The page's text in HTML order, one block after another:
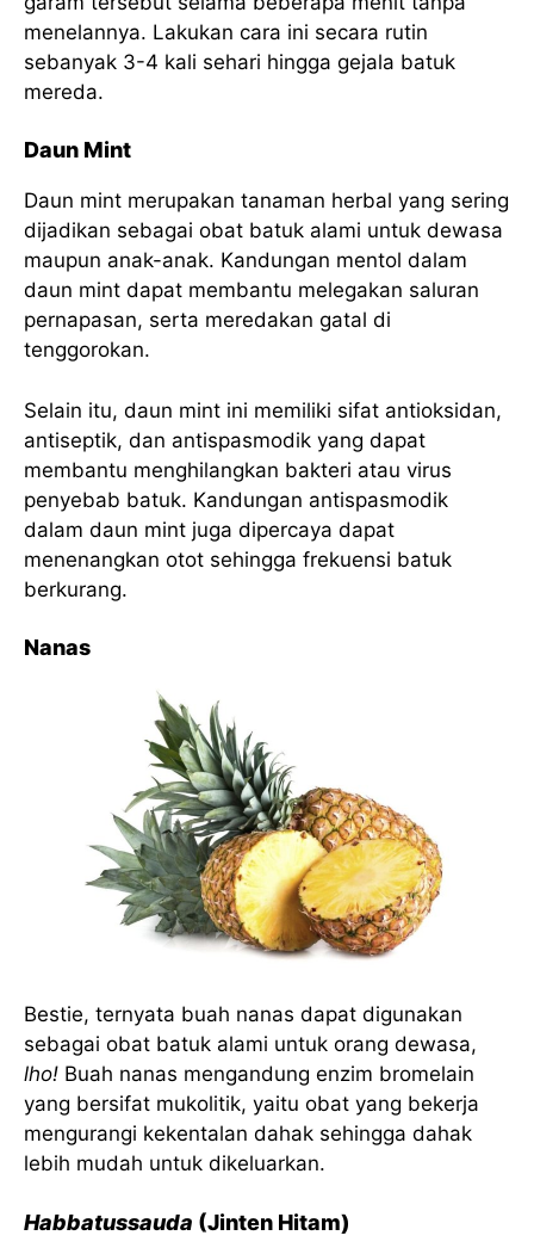
menelannya. Lakukan cara ini secara rutin
sebanyak 3-4 kali sehari hingga gejala batuk
mereda.
Daun Mint
Daun mint merupakan tanaman herbal yang sering
dijadikan sebagai obat batuk alami untuk dewasa
maupun anak-anak. Kandungan mentol dalam
daun mint dapat membantu melegakan saluran
pernapasan, serta meredakan gatal di
tenggorokan.
Selain itu, daun mint ini memiliki sifat antioksidan,
antiseptik, dan antispasmodik yang dapat
membantu menghilangkan bakteri atau virus
penyebab batuk. Kandungan antispasmodik
dalam daun mint juga dipercaya dapat
menenangkan otot sehingga frekuensi batuk
berkurang.
Nanas
Bestie, ternyata buah nanas dapat digunakan
sebagai obat batuk alami untuk orang dewasa,
lho! Buah nanas mengandung enzim bromelain
yang bersifat mukolitik, yaitu obat yang bekerja
mengurangi kekentalan dahak sehingga dahak
lebih mudah untuk dikeluarkan.
Habbatussauda (Jinten Hitam)